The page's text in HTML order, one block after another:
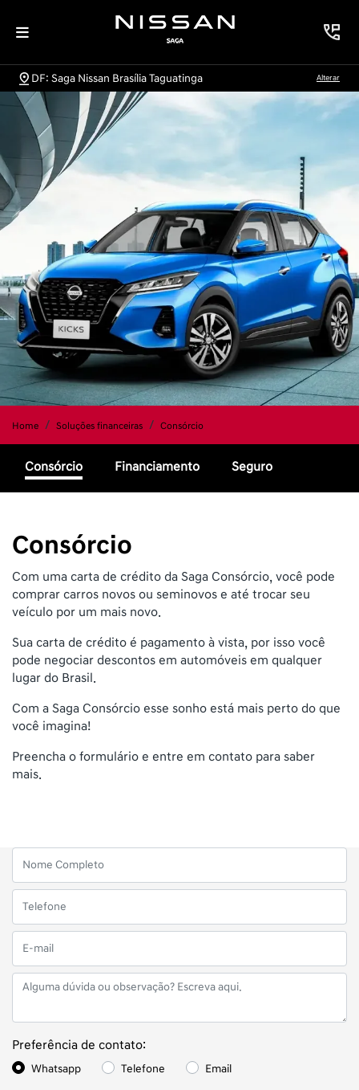
DF: Saga Nissan Brasília Taguatinga Alterar
Home Soluções financeiras Consórcio
Consórcio Financiamento Seguro
Consórcio
Com uma carta de crédito da Saga Consórcio, você pode
comprar carros novos ou seminovos e até trocar seu
veículo por um mais novo.
Sua carta de crédito é pagamento à vista, por isso você
pode negociar descontos em automóveis em qualquer
lugar do Brasil.
Com a Saga Consórcio esse sonho está mais perto do que
você imagina!
Preencha o formulário e entre em contato para saber
mais.
Preferência de contato:
Whatsapp Telefone Email